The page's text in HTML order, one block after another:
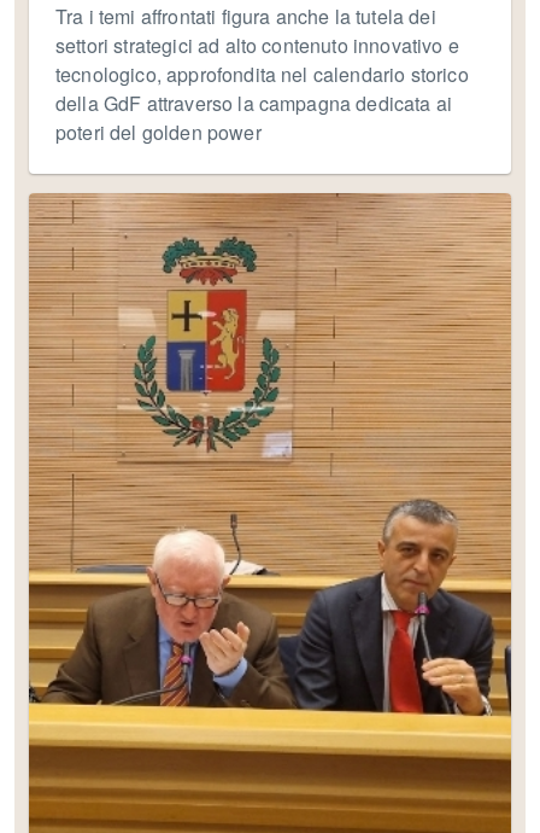
Tra i temi affrontati figura anche la tutela dei
settori strategici ad alto contenuto innovativo e
tecnologico, approfondita nel calendario storico
della GdF attraverso la campagna dedicata ai
poteri del golden power